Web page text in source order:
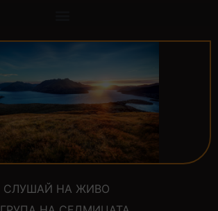
СЛУШАЙ НА ЖИВО